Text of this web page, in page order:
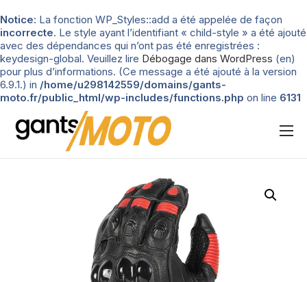
Notice: La fonction WP_Styles::add a été appelée de façon
incorrecte. Le style ayant l’identifiant « child-style » a été ajouté
avec des dépendances qui n’ont pas été enregistrées :
keydesign-global. Veuillez lire Débogage dans WordPress (en)
pour plus d’informations. (Ce message a été ajouté à la version
6.9.1.) in /home/u298142559/domains/gants-
moto.fr/public_html/wp-includes/functions.php on line 6131
Nos tests